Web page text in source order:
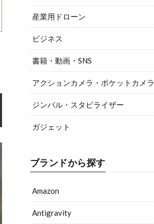
産業用ドローン
ビジネス
書籍・動画・SNS
アクションカメラ・ポケットカメラ
ジンバル・スタビライザー
ガジェット
ブランドから探す
Amazon
Antigravity